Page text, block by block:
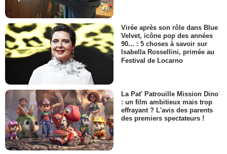
Virée après son rôle dans Blue
Velvet, icône pop des années
90... : 5 choses à savoir sur
Isabella Rossellini, primée au
Festival de Locarno
La Pat' Patrouille Mission Dino
: un film ambitieux mais trop
effrayant ? L'avis des parents
des premiers spectateurs !